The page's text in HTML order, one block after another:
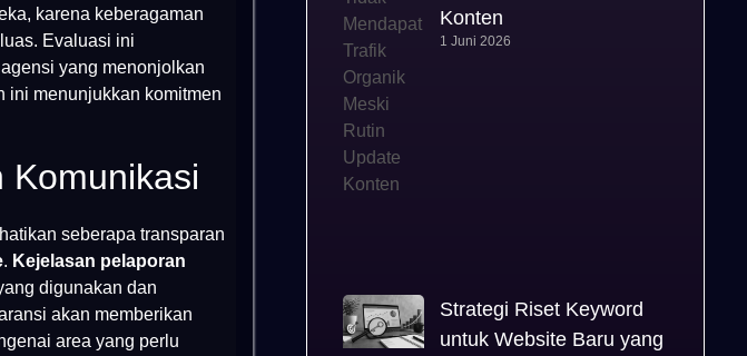
karena keberagaman
Evaluasi ini
yang menonjolkan
ini menunjukkan komitmen
Komunikasi
seberapa transparan
. Kejelasan pelaporan
digunakan dan
akan memberikan
area yang perlu
Konten
1 Juni 2026
Strategi Riset Keyword
untuk Website Baru yang